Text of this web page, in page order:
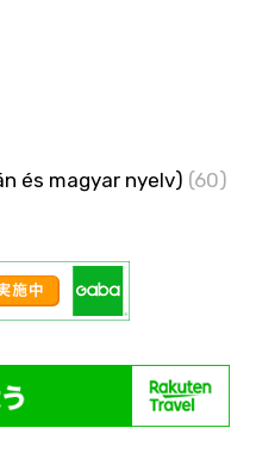
és magyar nyelv) (60)